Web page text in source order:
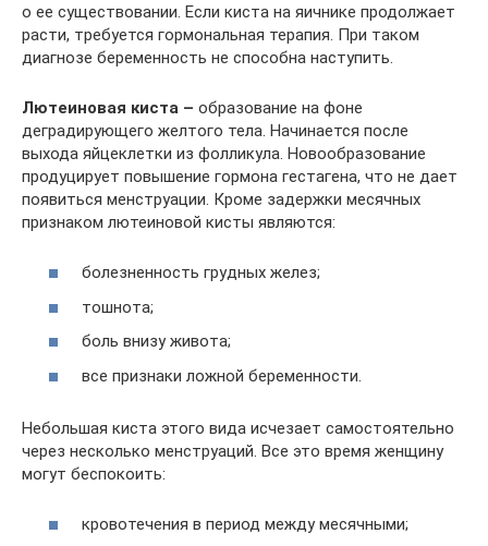
о ее существовании. Если киста на яичнике продолжает
расти, требуется гормональная терапия. При таком
диагнозе беременность не способна наступить.
Лютеиновая киста – образование на фоне
деградирующего желтого тела. Начинается после
выхода яйцеклетки из фолликула. Новообразование
продуцирует повышение гормона гестагена, что не дает
появиться менструации. Кроме задержки месячных
признаком лютеиновой кисты являются:
болезненность грудных желез;
тошнота;
боль внизу живота;
все признаки ложной беременности.
Небольшая киста этого вида исчезает самостоятельно
через несколько менструаций. Все это время женщину
могут беспокоить:
кровотечения в период между месячными;